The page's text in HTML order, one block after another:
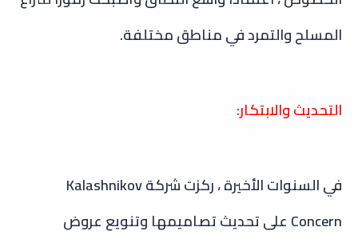
المسلح والتمرد في مناطق مختلفة.
التحديث والابتكار:
في السنوات الأخيرة ، ركزت شركة Kalashnikov
Concern على تحديث تصاميمها وتنويع عروض